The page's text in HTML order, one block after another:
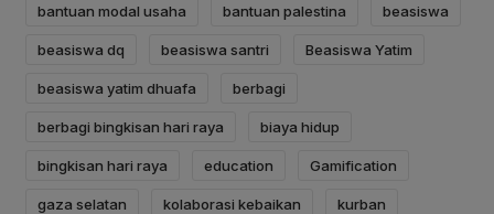
bantuan modal usaha bantuan palestina beasiswa
beasiswa dq beasiswa santri Beasiswa Yatim
beasiswa yatim dhuafa berbagi
berbagi bingkisan hari raya biaya hidup
bingkisan hari raya education Gamification
gaza selatan kolaborasi kebaikan kurban